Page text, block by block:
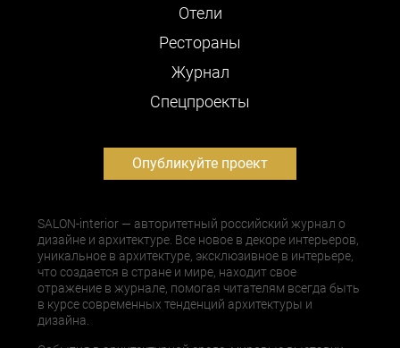
Отели
Рестораны
Журнал
Cпецпроекты
Опубликуйте проект
SALON-interior — авторитетный российский журнал о
дизайне и архитектуре. Все новое в декоре интерьеров,
уникальное в архитектуре, эксклюзивное в интерьере,
что создается в стране и мире, находит свое
отражение в журнале, помогая читателям всегда быть
в курсе современных тенденций архитектуры и
дизайна.